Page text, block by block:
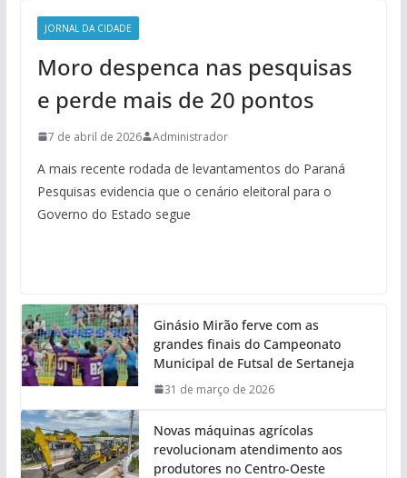
JORNAL DA CIDADE
Moro despenca nas pesquisas
e perde mais de 20 pontos
7 de abril de 2026 Administrador
A mais recente rodada de levantamentos do Paraná
Pesquisas evidencia que o cenário eleitoral para o
Governo do Estado segue
Ginásio Mirão ferve com as
grandes finais do Campeonato
Municipal de Futsal de Sertaneja
31 de março de 2026
Novas máquinas agrícolas
revolucionam atendimento aos
produtores no Centro-Oeste